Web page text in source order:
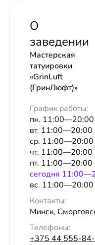
О
заведении
Мастерская
татуировки
«GrinLuft
(ГринЛюфт)»
График работы:
пн. 11:00—20:00
вт. 11:00—20:00
ср. 11:00—20:00
чт. 11:00—20:00
пт. 11:00—20:00
сeгодня
вс. 11:00—20:00
Контакты:
Минск,
Телефоны:
+375 44 555-